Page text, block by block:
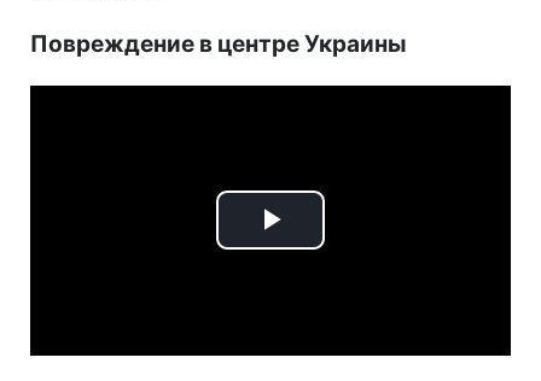
Повреждение в центре Украины
Play